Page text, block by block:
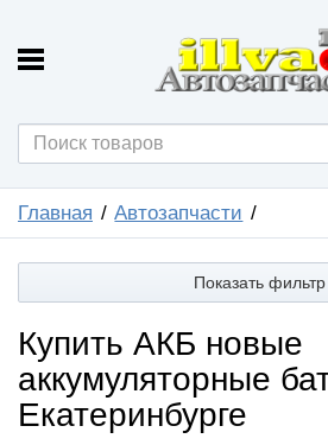
Главная Автозапчасти
Показать фильтр
Купить АКБ новые
аккумуляторные
Екатеринбурге